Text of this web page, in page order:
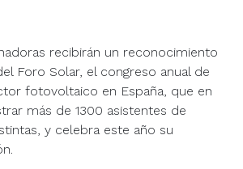
recibirán un reconocimiento
Foro Solar, el congreso anual de
fotovoltaico en España, que en
más de 1300 asistentes de
y celebra este año su